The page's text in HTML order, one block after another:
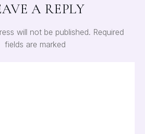
A REPLY
will not be published. Required
fields are marked